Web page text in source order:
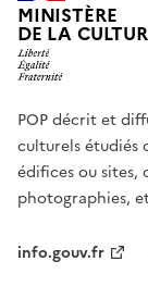
MINISTÈRE
DE LA
POP décrit et
culturels étudiés
édifices ou sites,
photographies,
info.gouv.fr